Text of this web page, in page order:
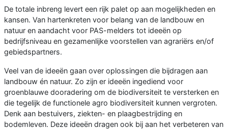
De totale inbreng levert een rijk palet op aan mogelijkheden en
kansen. Van hartenkreten voor belang van de landbouw en
natuur en aandacht voor PAS-melders tot ideeën op
bedrijfsniveau en gezamenlijke voorstellen van agrariërs en/of
gebiedspartners.
Veel van de ideeën gaan over oplossingen die bijdragen aan
landbouw én natuur. Zo zijn er ideeën ingediend voor
groenblauwe dooradering om de biodiversiteit te versterken en
die tegelijk de functionele agro biodiversiteit kunnen vergroten.
Denk aan bestuivers, ziekten- en plaagbestrijding en
bodemleven. Deze ideeën dragen ook bij aan het verbeteren van